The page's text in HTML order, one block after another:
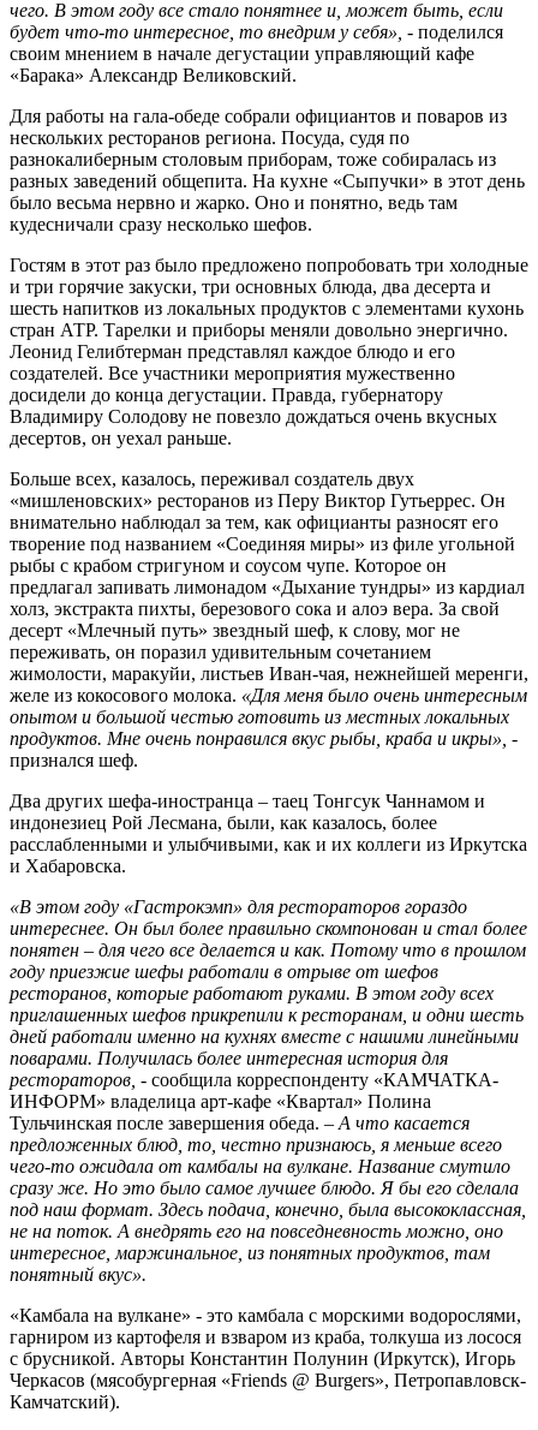
чего. В этом году все стало понятнее и, может быть, если
будет что-то интересное, то внедрим у себя», - поделился
своим мнением в начале дегустации управляющий кафе
«Барака» Александр Великовский.
Для работы на гала-обеде собрали официантов и поваров из
нескольких ресторанов региона. Посуда, судя по
разнокалиберным столовым приборам, тоже собиралась из
разных заведений общепита. На кухне «Сыпучки» в этот день
было весьма нервно и жарко. Оно и понятно, ведь там
кудесничали сразу несколько шефов.
Гостям в этот раз было предложено попробовать три холодные
и три горячие закуски, три основных блюда, два десерта и
шесть напитков из локальных продуктов с элементами кухонь
стран АТР. Тарелки и приборы меняли довольно энергично.
Леонид Гелибтерман представлял каждое блюдо и его
создателей. Все участники мероприятия мужественно
досидели до конца дегустации. Правда, губернатору
Владимиру Солодову не повезло дождаться очень вкусных
десертов, он уехал раньше.
Больше всех, казалось, переживал создатель двух
«мишленовских» ресторанов из Перу Виктор Гутьеррес. Он
внимательно наблюдал за тем, как официанты разносят его
творение под названием «Соединяя миры» из филе угольной
рыбы с крабом стригуном и соусом чупе. Которое он
предлагал запивать лимонадом «Дыхание тундры» из кардиал
холз, экстракта пихты, березового сока и алоэ вера. За свой
десерт «Млечный путь» звездный шеф, к слову, мог не
переживать, он поразил удивительным сочетанием
жимолости, маракуйи, листьев Иван-чая, нежнейшей меренги,
желе из кокосового молока. «Для меня было очень интересным
опытом и большой честью готовить из местных локальных
продуктов. Мне очень понравился вкус рыбы, краба и икры», -
признался шеф.
Два других шефа-иностранца – таец Тонгсук Чаннамом и
индонезиец Рой Лесмана, были, как казалось, более
расслабленными и улыбчивыми, как и их коллеги из Иркутска
и Хабаровска.
«В этом году «Гастрокэмп» для рестораторов гораздо
интереснее. Он был более правильно скомпонован и стал более
понятен – для чего все делается и как. Потому что в прошлом
году приезжие шефы работали в отрыве от шефов
ресторанов, которые работают руками. В этом году всех
приглашенных шефов прикрепили к ресторанам, и одни шесть
дней работали именно на кухнях вместе с нашими линейными
поварами. Получилась более интересная история для
рестораторов, - сообщила корреспонденту «КАМЧАТКА-
ИНФОРМ» владелица арт-кафе «Квартал» Полина
Тульчинская после завершения обеда. – А что касается
предложенных блюд, то, честно признаюсь, я меньше всего
чего-то ожидала от камбалы на вулкане. Название смутило
сразу же. Но это было самое лучшее блюдо. Я бы его сделала
под наш формат. Здесь подача, конечно, была высококлассная,
не на поток. А внедрять его на повседневность можно, оно
интересное, маржинальное, из понятных продуктов, там
понятный вкус».
«Камбала на вулкане» - это камбала с морскими водорослями,
гарниром из картофеля и взваром из краба, толкуша из лосося
с брусникой. Авторы Константин Полунин (Иркутск), Игорь
Черкасов (мясобургерная «Friends @ Burgers», Петропавловск-
Камчатский).